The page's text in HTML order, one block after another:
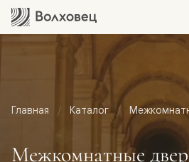
Главная Каталог
Межкомнатные